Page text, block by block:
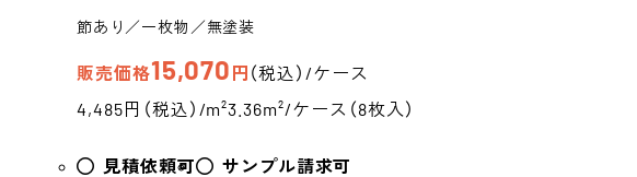
節あり／一枚物／無塗装
販売価格15,070 円 （税込）/ケース
4,485円（税込）/m²3.36m²/ケース（8枚入）
見積依頼可 サンプル請求可